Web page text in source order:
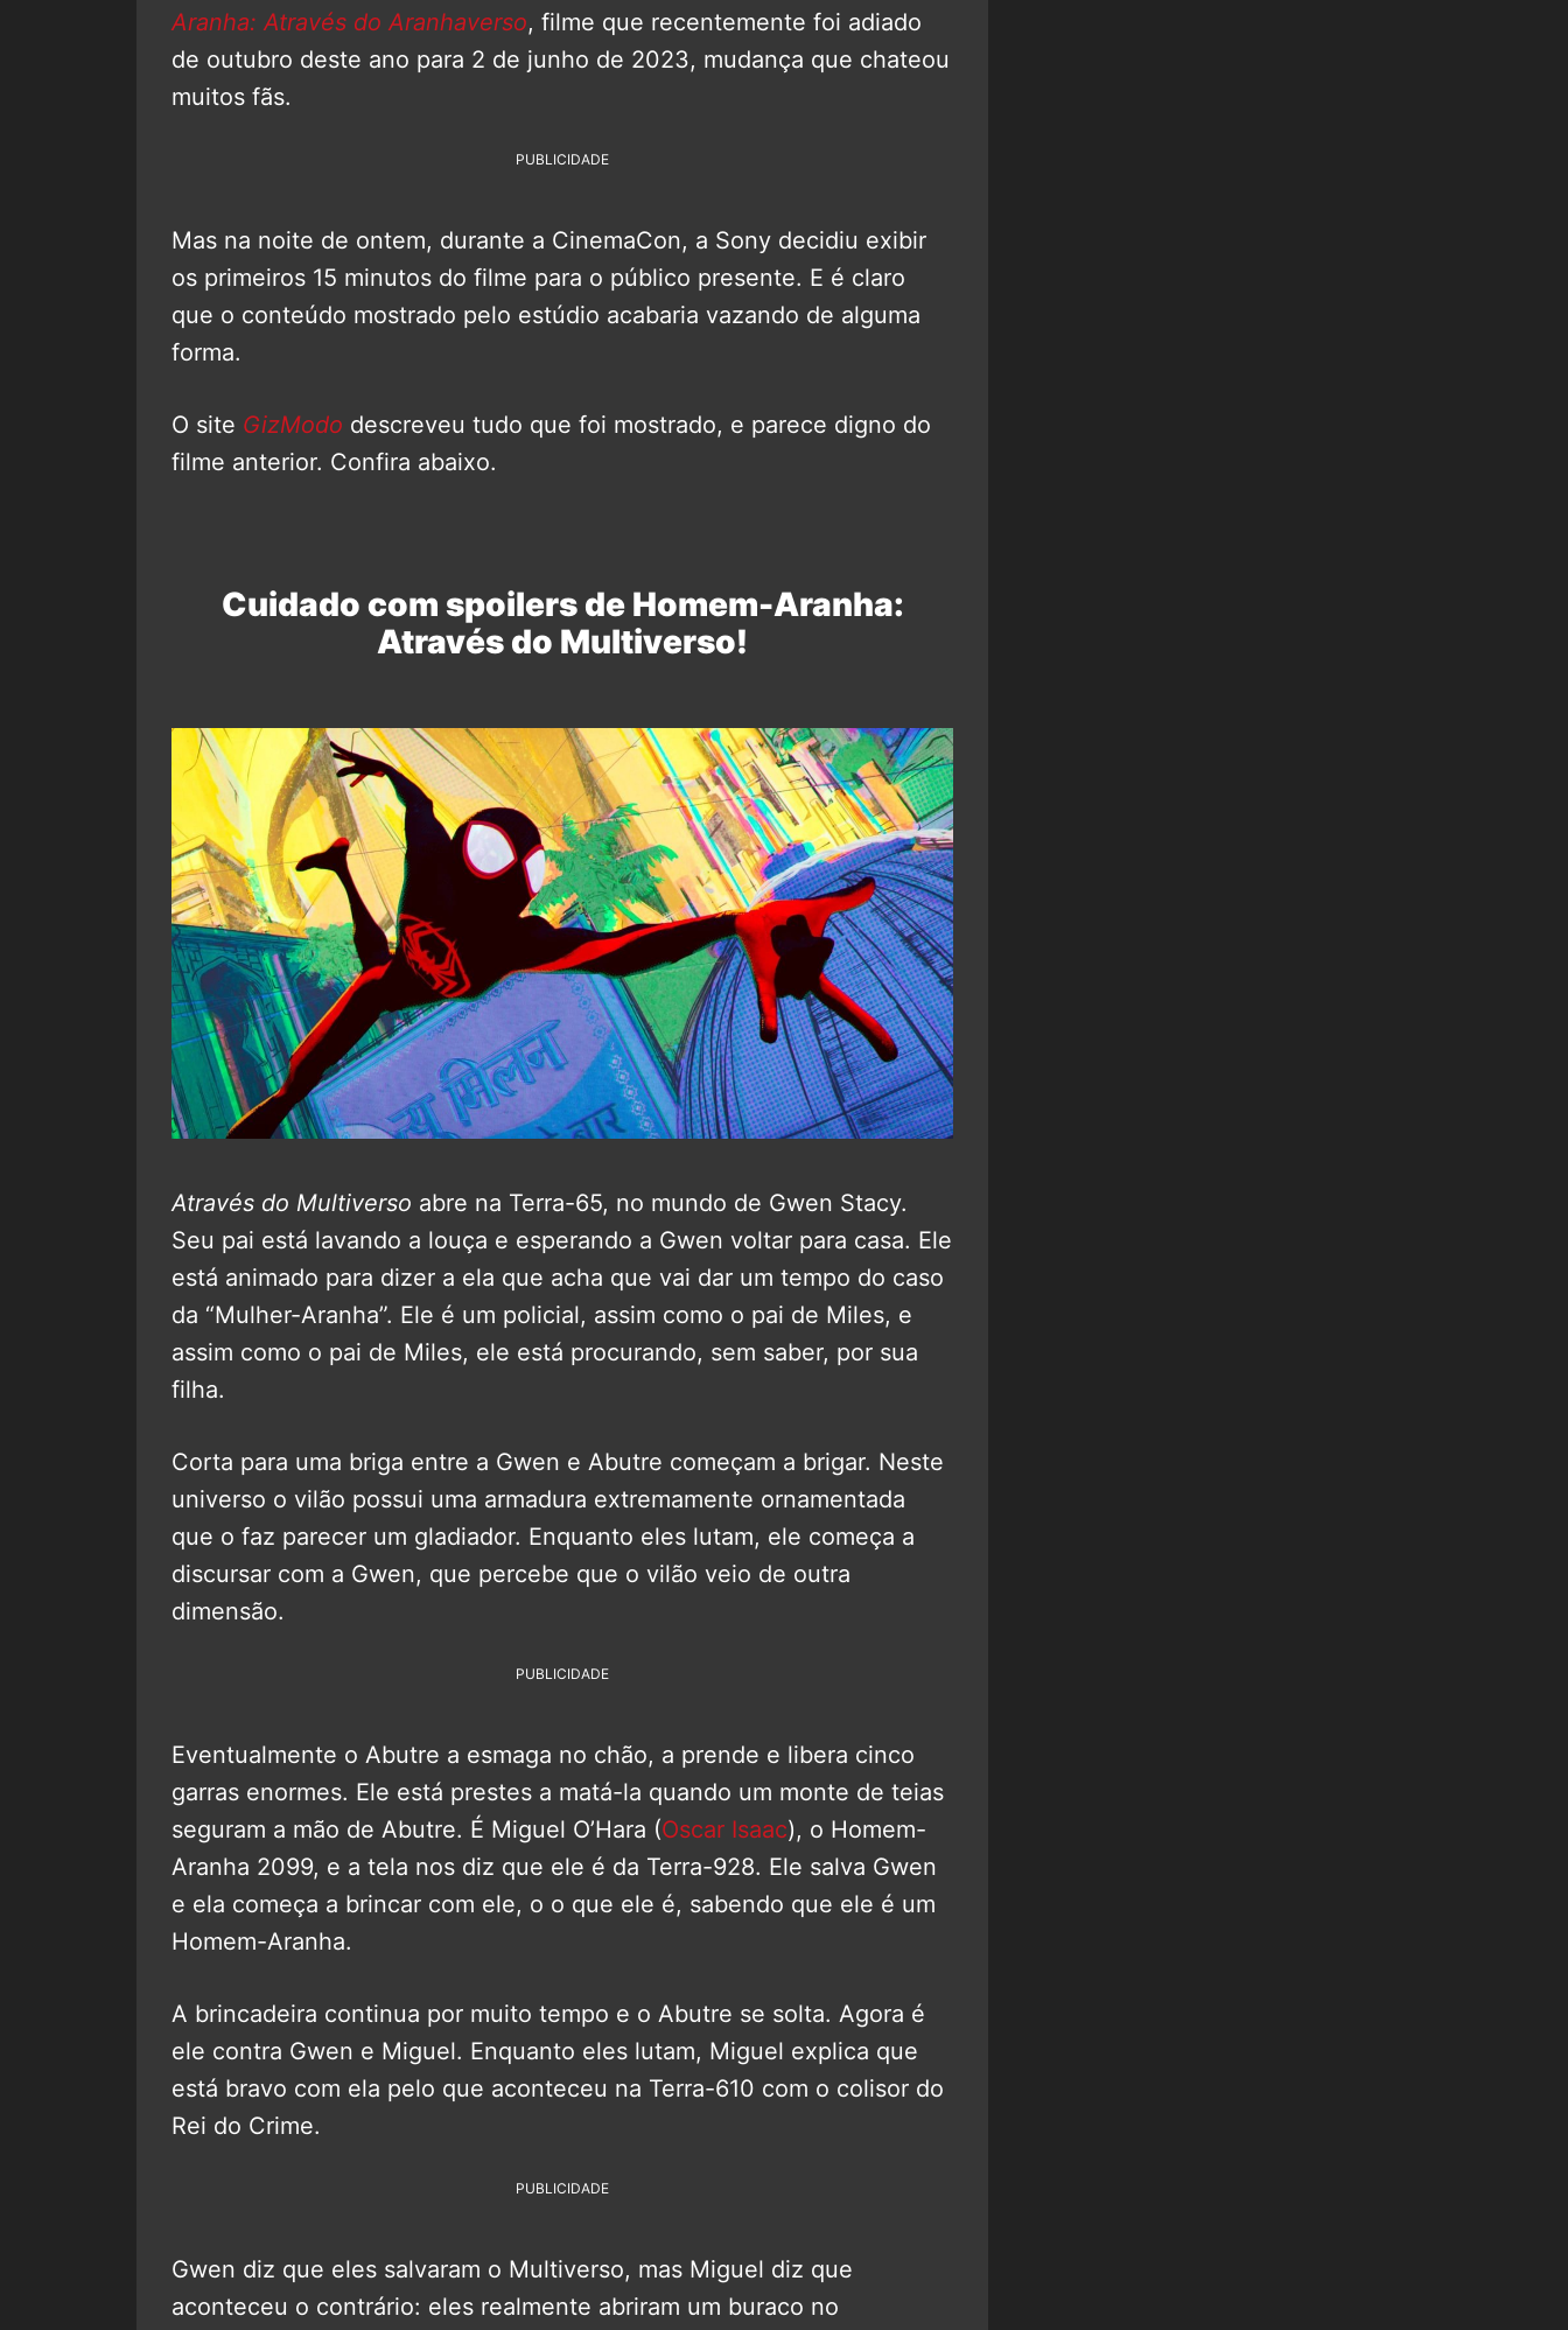
Aranha: Através do Aranhaverso, filme que recentemente foi adiado
de outubro deste ano para 2 de junho de 2023, mudança que chateou
muitos fãs.
PUBLICIDADE
Mas na noite de ontem, durante a CinemaCon, a Sony decidiu exibir
os primeiros 15 minutos do filme para o público presente. E é claro
que o conteúdo mostrado pelo estúdio acabaria vazando de alguma
forma.
O site GizModo descreveu tudo que foi mostrado, e parece digno do
filme anterior. Confira abaixo.
Cuidado com spoilers de Homem-Aranha:
Através do Multiverso!
Através do Multiverso abre na Terra-65, no mundo de Gwen Stacy.
Seu pai está lavando a louça e esperando a Gwen voltar para casa. Ele
está animado para dizer a ela que acha que vai dar um tempo do caso
da “Mulher-Aranha”. Ele é um policial, assim como o pai de Miles, e
assim como o pai de Miles, ele está procurando, sem saber, por sua
filha.
Corta para uma briga entre a Gwen e Abutre começam a brigar. Neste
universo o vilão possui uma armadura extremamente ornamentada
que o faz parecer um gladiador. Enquanto eles lutam, ele começa a
discursar com a Gwen, que percebe que o vilão veio de outra
dimensão.
PUBLICIDADE
Eventualmente o Abutre a esmaga no chão, a prende e libera cinco
garras enormes. Ele está prestes a matá-la quando um monte de teias
seguram a mão de Abutre. É Miguel O’Hara (Oscar Isaac), o Homem-
Aranha 2099, e a tela nos diz que ele é da Terra-928. Ele salva Gwen
e ela começa a brincar com ele, o o que ele é, sabendo que ele é um
Homem-Aranha.
A brincadeira continua por muito tempo e o Abutre se solta. Agora é
ele contra Gwen e Miguel. Enquanto eles lutam, Miguel explica que
está bravo com ela pelo que aconteceu na Terra-610 com o colisor do
Rei do Crime.
PUBLICIDADE
Gwen diz que eles salvaram o Multiverso, mas Miguel diz que
aconteceu o contrário: eles realmente abriram um buraco no